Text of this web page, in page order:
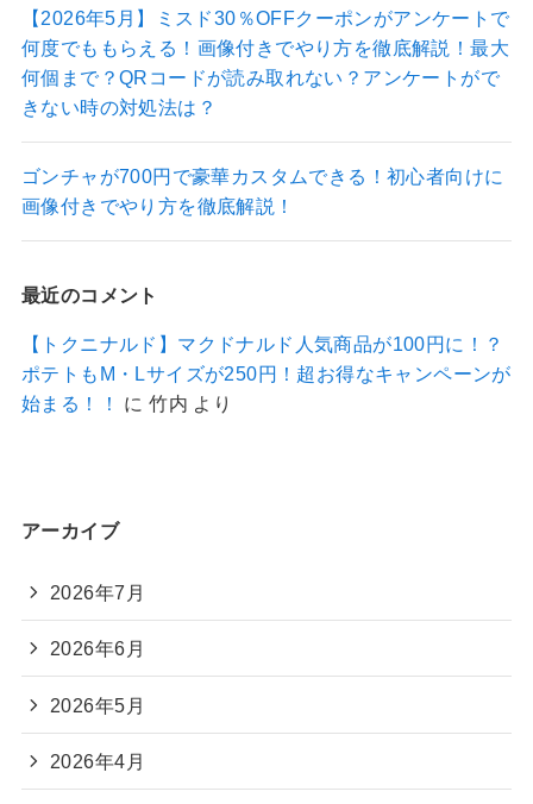
【2026年5月】ミスド30％OFFクーポンがアンケートで
何度でももらえる！画像付きでやり方を徹底解説！最大
何個まで？QRコードが読み取れない？アンケートがで
きない時の対処法は？
ゴンチャが700円で豪華カスタムできる！初心者向けに
画像付きでやり方を徹底解説！
最近のコメント
【トクニナルド】マクドナルド人気商品が100円に！？
ポテトもM・Lサイズが250円！超お得なキャンペーンが
始まる！！
に竹内 より
アーカイブ
2026年7月
2026年6月
2026年5月
2026年4月